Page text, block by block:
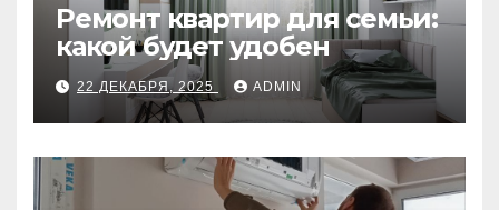
Ремонт квартир для семьи:
какой будет удобен
22 ДЕКАБРЯ, 2025 ADMIN